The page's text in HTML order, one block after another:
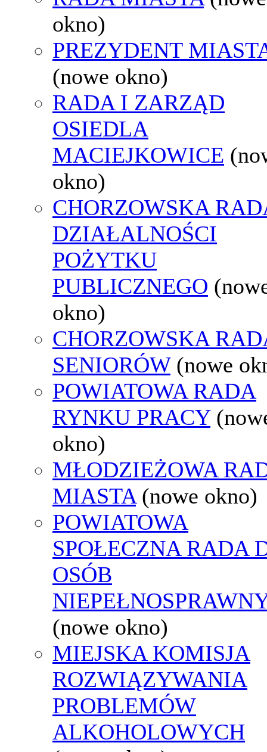
okno)
PREZYDENT
(nowe okno)
RADA I ZARZĄD
OSIEDLA
MACIEJKOWICE
okno)
CHORZOWSKA
DZIAŁALNOŚCI
POŻYTKU
PUBLICZNEGO
okno)
CHORZOWSKA
SENIORÓW (nowe
POWIATOWA RADA
RYNKU PRACY
okno)
MŁODZIEŻOWA
MIASTA (nowe okno)
POWIATOWA
SPOŁECZNA RADA
OSÓB
(nowe okno)
MIEJSKA KOMISJA
ROZWIĄZYWANIA
PROBLEMÓW
ALKOHOLOWYCH